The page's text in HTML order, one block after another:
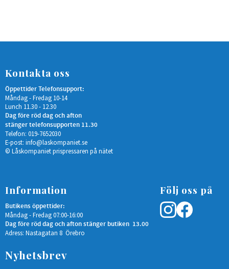
Kontakta oss
Öppettider Telefonsupport:
Måndag - Fredag 10-14
Lunch 11.30 - 12.30
Dag före röd dag och afton
stänger telefonsupporten 11.30
Telefon: 019-7652030
E-post: info@laskompaniet.se
© Låskompaniet prispressaren på nätet
Information
Butikens öppettider:
Måndag - Fredag 07:00-16:00
Dag före röd dag och afton stänger butiken 13.00
Adress: Nastagatan 8 Örebro
Följ oss på
Nyhetsbrev